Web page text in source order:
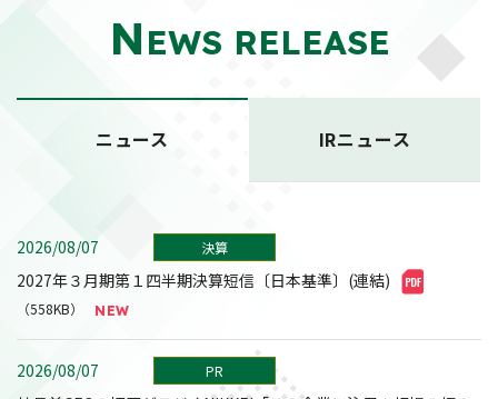
NEWS RELEASE
ニュース IRニュース
2026/08/07 決算
2027年３月期第１四半期決算短信〔日本基準〕(連結)
（558KB）
2026/08/07 PR